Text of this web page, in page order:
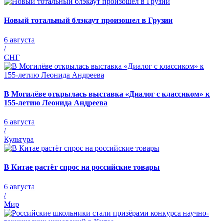
Новый тотальный блэкаут произошел в Грузии
6 августа
/
СНГ
В Могилёве открылась выставка «Диалог с классиком» к
155-летию Леонида Андреева
6 августа
/
Культура
В Китае растёт спрос на российские товары
6 августа
/
Мир